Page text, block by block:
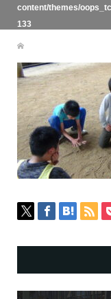
content/themes/
133